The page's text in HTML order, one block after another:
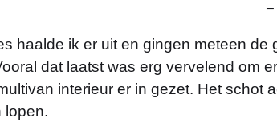
–
haalde ik er uit en gingen meteen
dat laatst was erg vervelend om
interieur er in gezet. Het
lopen.